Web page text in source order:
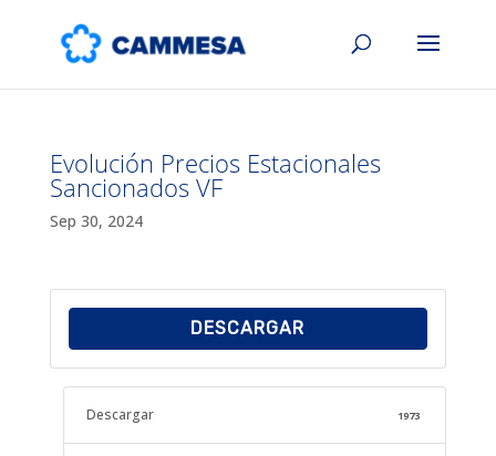
Evolución Precios Estacionales
Sancionados VF
Sep 30, 2024
DESCARGAR
Descargar 1973